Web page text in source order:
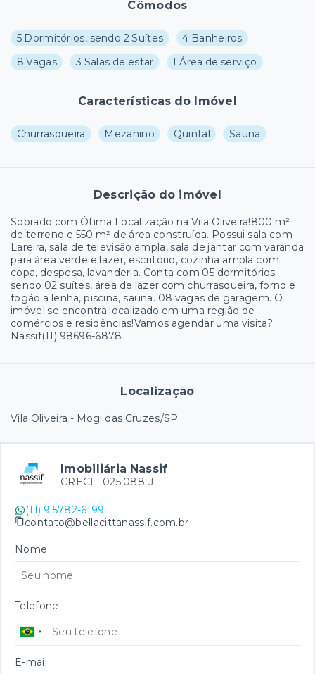
Cômodos
5 Dormitórios, sendo 2 Suítes
4 Banheiros
8 Vagas
3 Salas de estar 1 Área de serviço
Características do Imóvel
Churrasqueira Mezanino Quintal Sauna
Descrição do imóvel
Sobrado com Ótima Localização na Vila Oliveira!800 m²
de terreno e 550 m² de área construída. Possui sala com
Lareira, sala de televisão ampla, sala de jantar com varanda
para área verde e lazer, escritório, cozinha ampla com
copa, despesa, lavanderia. Conta com 05 dormitórios
sendo 02 suítes, área de lazer com churrasqueira, forno e
fogão a lenha, piscina, sauna. 08 vagas de garagem. O
imóvel se encontra localizado em uma região de
comércios e residências!Vamos agendar uma visita?
Nassif(11) 98696-6878
Localização
Vila Oliveira - Mogi das Cruzes/SP
Imobiliária Nassif
CRECI - 025.088-J
(11) 9 5782-6199
contato@bellacittanassif.com.br
Nome
Telefone
E-mail